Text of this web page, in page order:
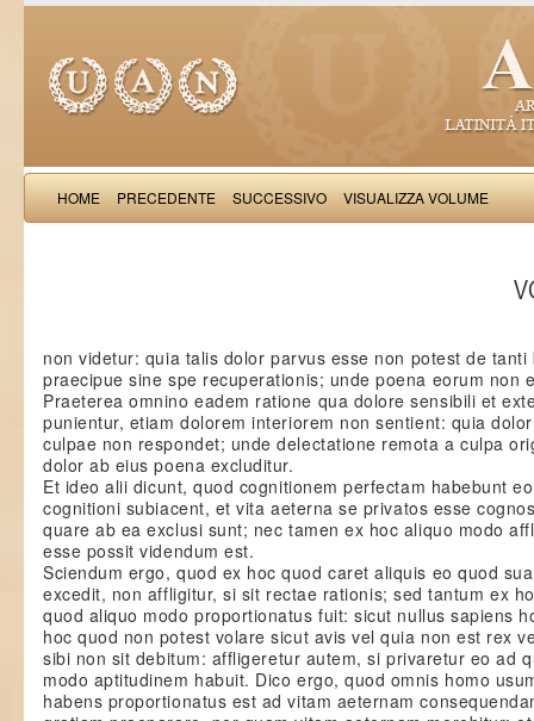
HOME PRECEDENTE SUCCESSIVO VISUALIZZA VOLUME
non videtur: quia talis dolor parvus esse non potest de
praecipue sine spe recuperationis; unde poena eorum non
Praeterea omnino eadem ratione qua dolore sensibili et
punientur, etiam dolorem interiorem non sentient: quia
culpae non respondet; unde delectatione remota a culpa
dolor ab eius poena excluditur.
Et ideo alii dicunt, quod cognitionem perfectam habebunt
cognitioni subiacent, et vita aeterna se privatos esse
quare ab ea exclusi sunt; nec tamen ex hoc aliquo modo
esse possit videndum est.
Sciendum ergo, quod ex hoc quod caret aliquis eo quod
excedit, non affligitur, si sit rectae rationis; sed tantum ex
quod aliquo modo proportionatus fuit: sicut nullus sapiens
hoc quod non potest volare sicut avis vel quia non est rex
sibi non sit debitum: affligeretur autem, si privaretur eo ad
modo aptitudinem habuit. Dico ergo, quod omnis homo
habens proportionatus est ad vitam aeternam